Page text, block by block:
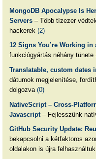
MongoDB Apocalypse Is
Servers– Több tízezer
hackerek (2)
12 Signs You’re Working in
funkciógyártás néhány tünete
Translatable, custom dates
dátumok megjelenítése,
dolgozva (0)
NativeScript – Cross-
Javascript– Fejlesszünk
GitHub Security Update:
bekapcsolni a kétfaktoros
oldalakon is újra felhasználtuk